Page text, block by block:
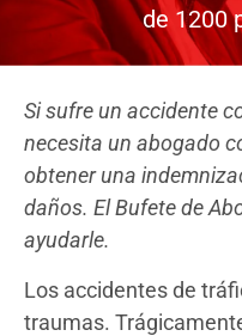
de 1200
Si sufre un accidente
necesita un abogado
obtener una
daños. El Bufete de
ayudarle.
Los accidentes de
traumas.